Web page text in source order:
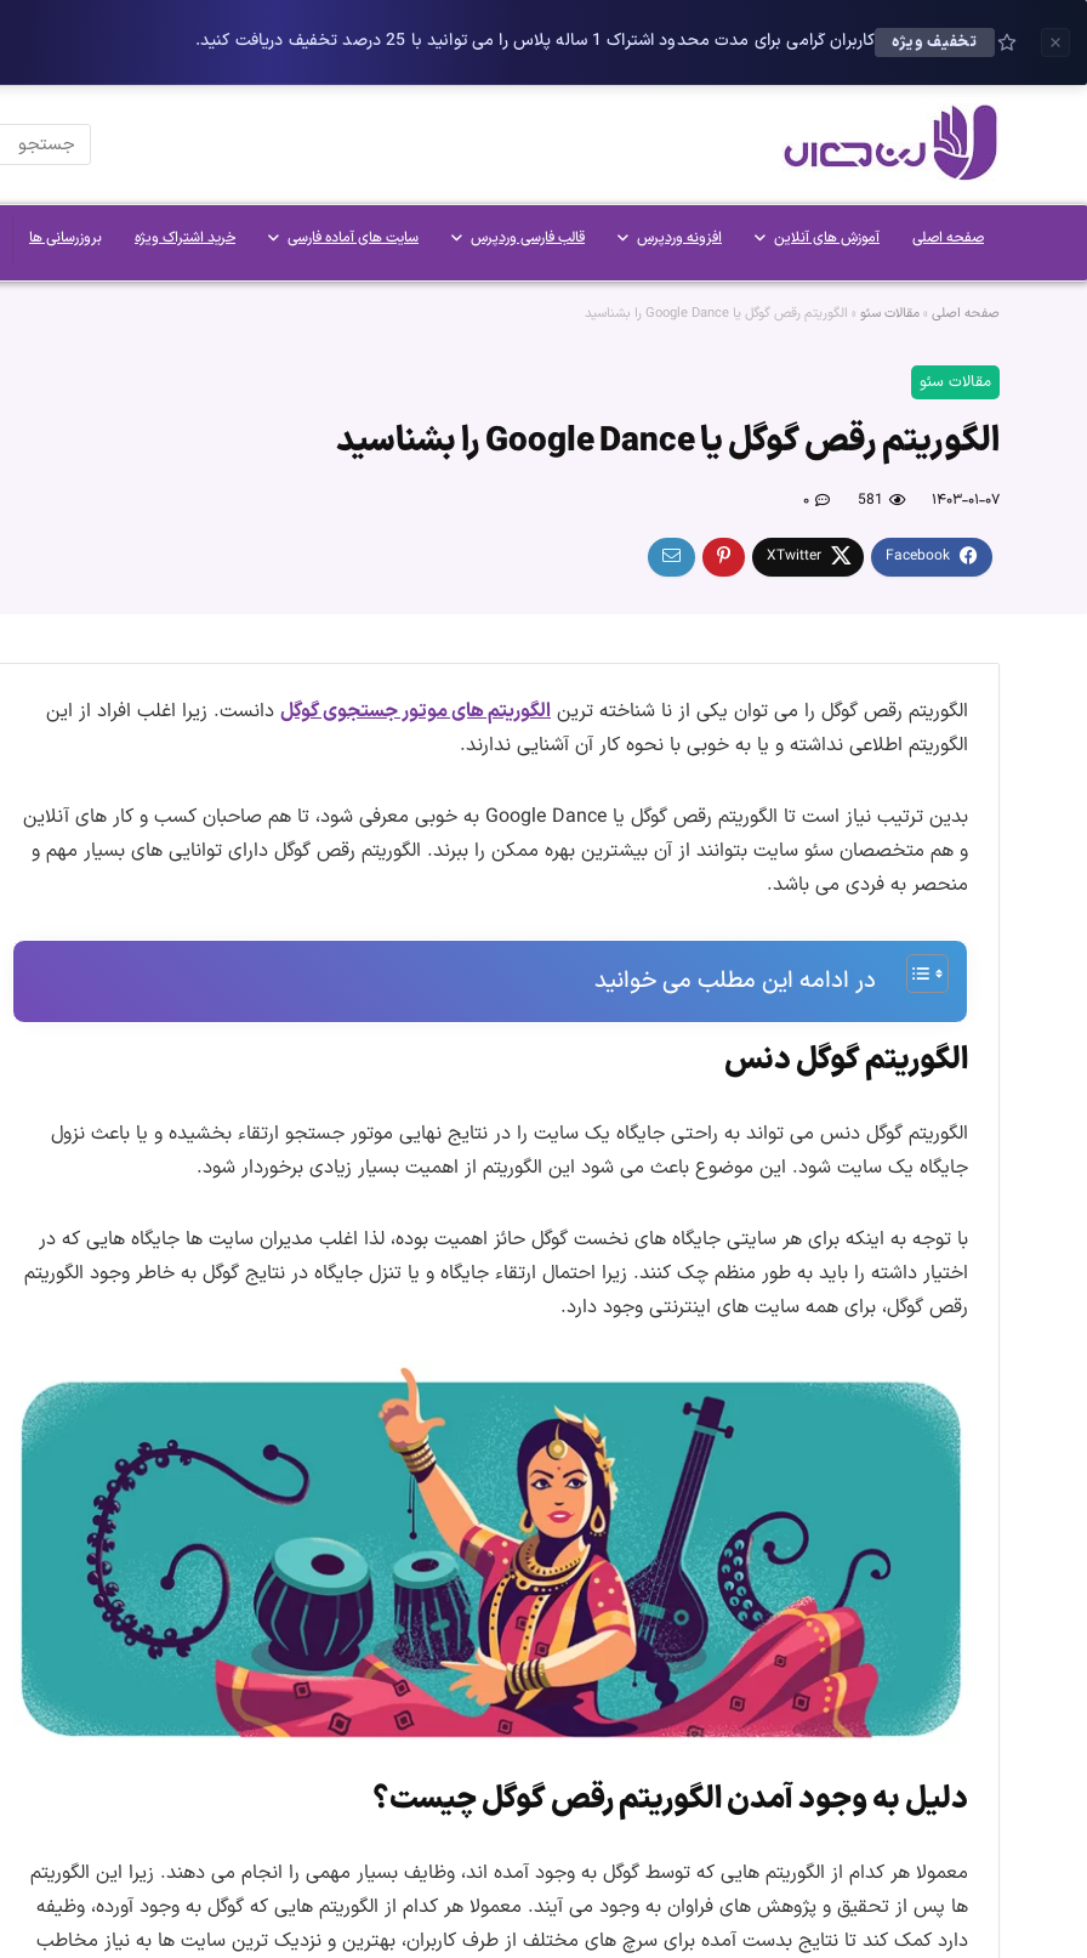
تخفیف ویژه کاربران گرامی برای مدت محدود اشتراک 1 ساله پلاس را می توانید با 25 درصد تخفیف دریافت کنید.
صفحه اصلی آموزش های آنلاین افزونه وردپرس قالب فارسی وردپرس سایت های آماده فارسی خرید اشتراک ویژه بروزرسانی ها
صفحه اصلی »مقالات سئو » الگوریتم رقص گوگل یا Google Dance را بشناسید
مقالات سئو
الگوریتم رقص گوگل یا Google Dance را بشناسید
۱۴۰۳-۰۱-۰۷ 581 ۰
الگوریتم رقص گوگل را می توان یکی از نا شناخته ترین الگوریتم های موتور جستجوی گوگل دانست. زیرا اغلب افراد از این
الگوریتم اطلاعی نداشته و یا به خوبی با نحوه کار آن آشنایی ندارند.
بدین ترتیب نیاز است تا الگوریتم رقص گوگل یا Google Dance به خوبی معرفی شود، تا هم صاحبان کسب و کار های آنلاین
و هم متخصصان سئو سایت بتوانند از آن بیشترین بهره ممکن را ببرند. الگوریتم رقص گوگل دارای توانایی های بسیار مهم و
منحصر به فردی می باشد.
در ادامه این مطلب می خوانید
الگوریتم گوگل دنس
الگوریتم گوگل دنس می تواند به راحتی جایگاه یک سایت را در نتایج نهایی موتور جستجو ارتقاء بخشیده و یا باعث نزول
جایگاه یک سایت شود. این موضوع باعث می شود این الگوریتم از اهمیت بسیار زیادی برخوردار شود.
با توجه به اینکه برای هر سایتی جایگاه های نخست گوگل حائز اهمیت بوده، لذا اغلب مدیران سایت ها جایگاه هایی که در
اختیار داشته را باید به طور منظم چک کنند. زیرا احتمال ارتقاء جایگاه و یا تنزل جایگاه در نتایج گوگل به خاطر وجود الگوریتم
رقص گوگل، برای همه سایت های اینترنتی وجود دارد.
دلیل به وجود آمدن الگوریتم رقص گوگل چیست؟
معمولا هر کدام از الگوریتم هایی که توسط گوگل به وجود آمده اند، وظایف بسیار مهمی را انجام می دهند. زیرا این الگوریتم
ها پس از تحقیق و پژوهش های فراوان به وجود می آیند. معمولا هر کدام از الگوریتم هایی که گوگل به وجود آورده، وظیفه
دارد کمک کند تا نتایج بدست آمده برای سرچ های مختلف از طرف کاربران، بهترین و نزدیک ترین سایت ها به نیاز مخاطب